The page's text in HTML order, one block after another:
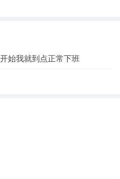
始我就到点正常下班